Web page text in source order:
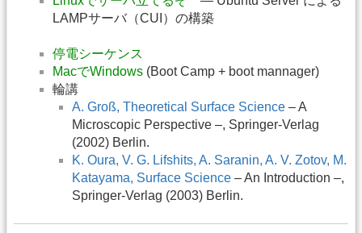
LAMPサーバ（CUI）の構築
停電シーケンス
MacでWindows (Boot Camp + boot mannager)
輪講
A. Groß, Theoretical Surface Science – A
Microscopic Perspective –, Springer-Verlag
(2002) Berlin.
K. Oura, V. G. Lifshits, A. Saranin, A. V. Zotov, M.
Katayama, Surface Science – An Introduction –,
Springer-Verlag (2003) Berlin.